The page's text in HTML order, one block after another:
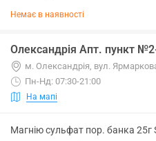
Немає в наявності
Олександрія Апт. пункт
м. Олександрія, вул.
Пн-Нд: 07:30-21:00
На мапі
Магнію сульфат пор. банка 25г